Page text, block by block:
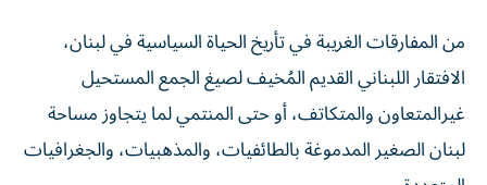
من المفارقات الغريبة في تأريخ الحياة السياسية في لبنان،
الافتقار اللبناني القديم المُخيف لصيغ الجمع المستحيل
غيرالمتعاون والمتكاتف، أو حتى المنتمي لما يتجاوز مساحة
لبنان الصغير المدموغة بالطائفيات، والمذهبيات، والجغرافيات
المتعددة.